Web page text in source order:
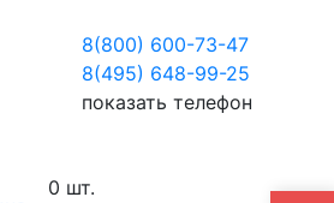
8(800) 600-73-47
8(495) 648-99-25
показать телефон
0 шт.